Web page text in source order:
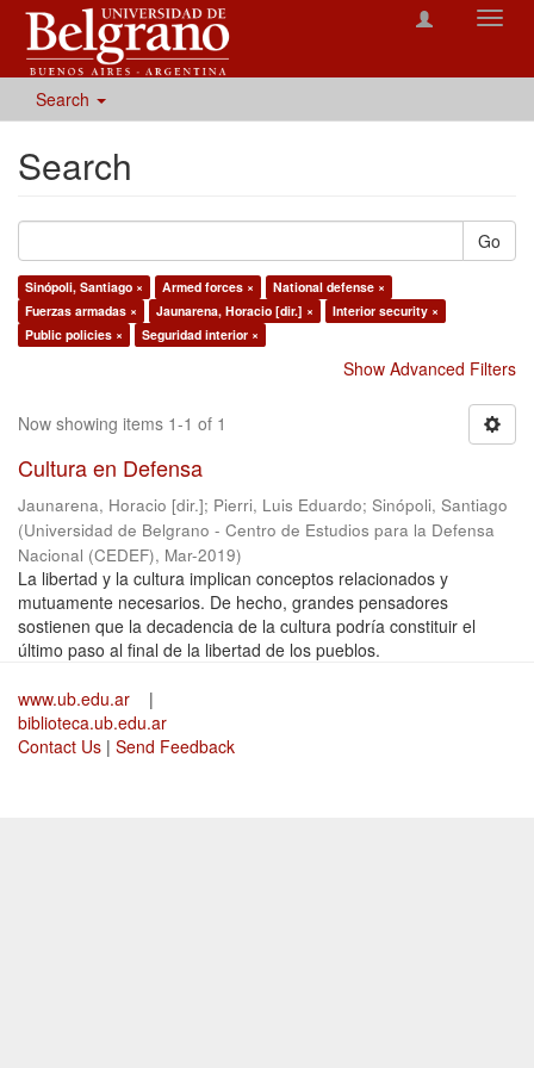
Search
Search
Go
Sinópoli, Santiago × Armed forces ×
National defense ×
Fuerzas armadas ×
Jaunarena, Horacio [dir.] ×
Interior security ×
Public policies ×
Seguridad interior ×
Show Advanced Filters
Now showing items 1-1 of 1
Cultura en Defensa
Jaunarena, Horacio [dir.]; Pierri, Luis Eduardo; Sinópoli, Santiago
(Universidad de Belgrano - Centro de Estudios para la Defensa
Nacional (CEDEF), Mar-2019)
La libertad y la cultura implican conceptos relacionados y
mutuamente necesarios. De hecho, grandes pensadores
sostienen que la decadencia de la cultura podría constituir el
último paso al final de la libertad de los pueblos.
www.ub.edu.ar
|
biblioteca.ub.edu.ar
Contact Us | Send Feedback